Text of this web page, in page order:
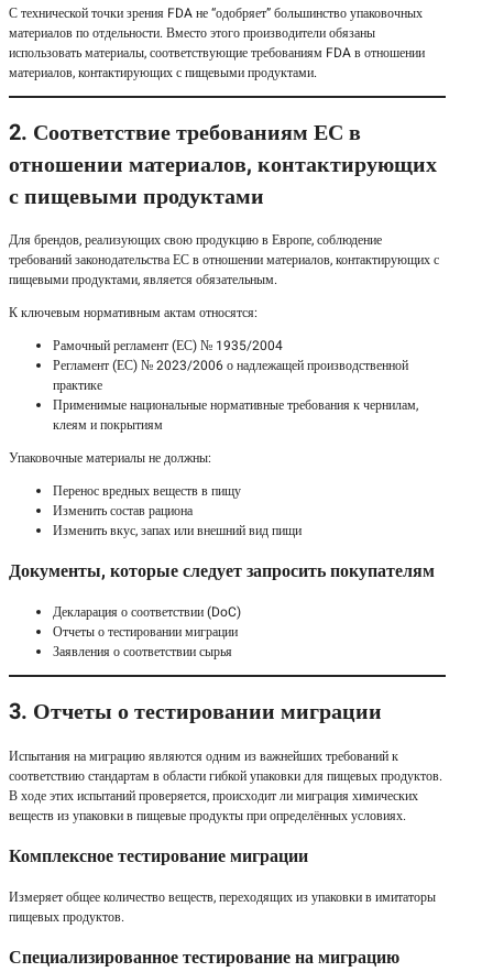
С технической точки зрения FDA не “одобряет” большинство упаковочных
материалов по отдельности. Вместо этого производители обязаны
использовать материалы, соответствующие требованиям FDA в отношении
материалов, контактирующих с пищевыми продуктами.
2. Соответствие требованиям ЕС в
отношении материалов, контактирующих
с пищевыми продуктами
Для брендов, реализующих свою продукцию в Европе, соблюдение
требований законодательства ЕС в отношении материалов, контактирующих с
пищевыми продуктами, является обязательным.
К ключевым нормативным актам относятся:
Рамочный регламент (ЕС) № 1935/2004
Регламент (ЕС) № 2023/2006 о надлежащей производственной
практике
Применимые национальные нормативные требования к чернилам,
клеям и покрытиям
Упаковочные материалы не должны:
Перенос вредных веществ в пищу
Изменить состав рациона
Изменить вкус, запах или внешний вид пищи
Документы, которые следует запросить покупателям
Декларация о соответствии (DoC)
Отчеты о тестировании миграции
Заявления о соответствии сырья
3. Отчеты о тестировании миграции
Испытания на миграцию являются одним из важнейших требований к
соответствию стандартам в области гибкой упаковки для пищевых продуктов.
В ходе этих испытаний проверяется, происходит ли миграция химических
веществ из упаковки в пищевые продукты при определённых условиях.
Комплексное тестирование миграции
Измеряет общее количество веществ, переходящих из упаковки в имитаторы
пищевых продуктов.
Специализированное тестирование на миграцию